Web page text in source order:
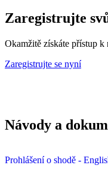
Zaregistrujte
Okamžitě získáte přístup k
Zaregistrujte se nyní
Návody a
Prohlášení o shodě -